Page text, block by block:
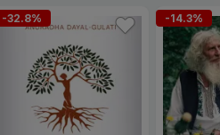
-32.8% -14.3%